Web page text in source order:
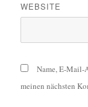
WEBSITE
Name, E-Mail-
meinen nächsten